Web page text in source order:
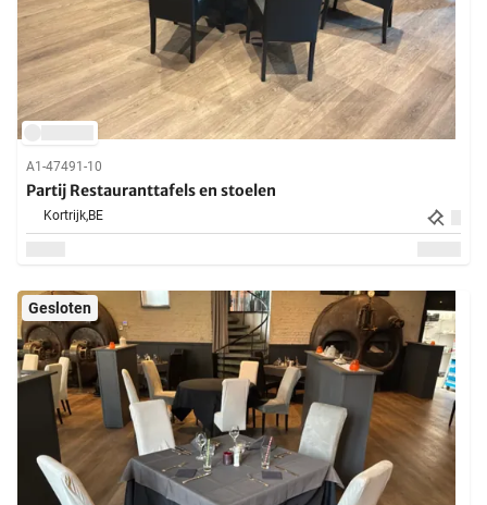
A1-47491-10
Partij Restauranttafels en stoelen
Kortrijk,BE
Gesloten